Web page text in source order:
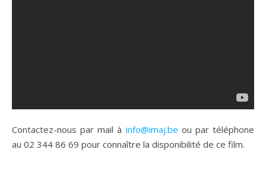
Contactez-nous par mail à info@imaj.be ou par téléphone
au 02 344 86 69 pour connaître la disponibilité de ce film.